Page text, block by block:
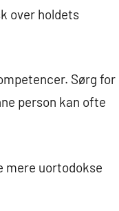
over holdets
Sørg for
person kan ofte
mere uortodokse